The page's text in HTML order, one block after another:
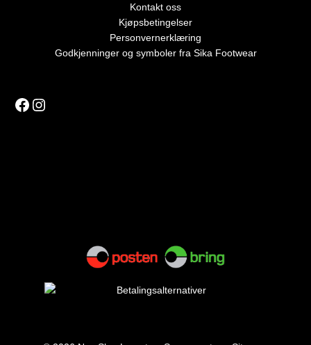
Kontakt oss
Kjøpsbetingelser
Personvernerklæring
Godkjenninger og symboler fra Sika Footwear
Facebook
Instagram